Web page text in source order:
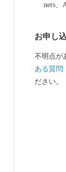
など、こ
ners、
お申し
不明点が
ある質問
ださい。